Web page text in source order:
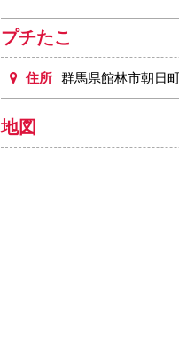
プチたこ
住所 群馬県館林市朝日
地図